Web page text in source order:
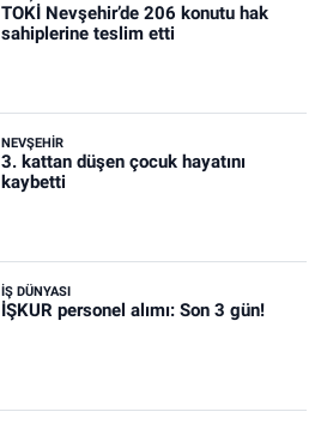
TOKİ Nevşehir’de 206 konutu hak
sahiplerine teslim etti
NEVŞEHIR
3. kattan düşen çocuk hayatını
kaybetti
İŞ DÜNYASI
İŞKUR personel alımı: Son 3 gün!